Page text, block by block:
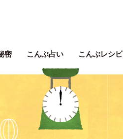
密 こんぶ占い こんぶレシピ